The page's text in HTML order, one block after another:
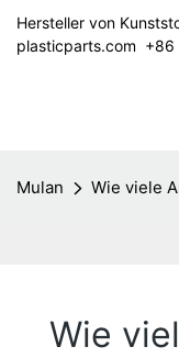
Hersteller von
plasticparts.com
Mulan Wie viele
Wie